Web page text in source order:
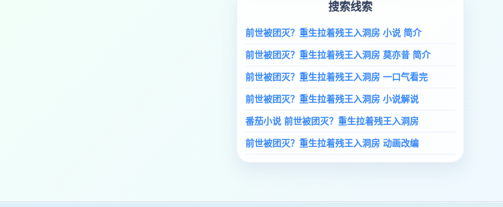
搜索线索
前世被团灭？重生拉着残王入洞房 小说 简介
前世被团灭？重生拉着残王入洞房 莫亦昔 简介
前世被团灭？重生拉着残王入洞房 一口气看完
前世被团灭？重生拉着残王入洞房 小说解说
番茄小说 前世被团灭？重生拉着残王入洞房
前世被团灭？重生拉着残王入洞房 动画改编